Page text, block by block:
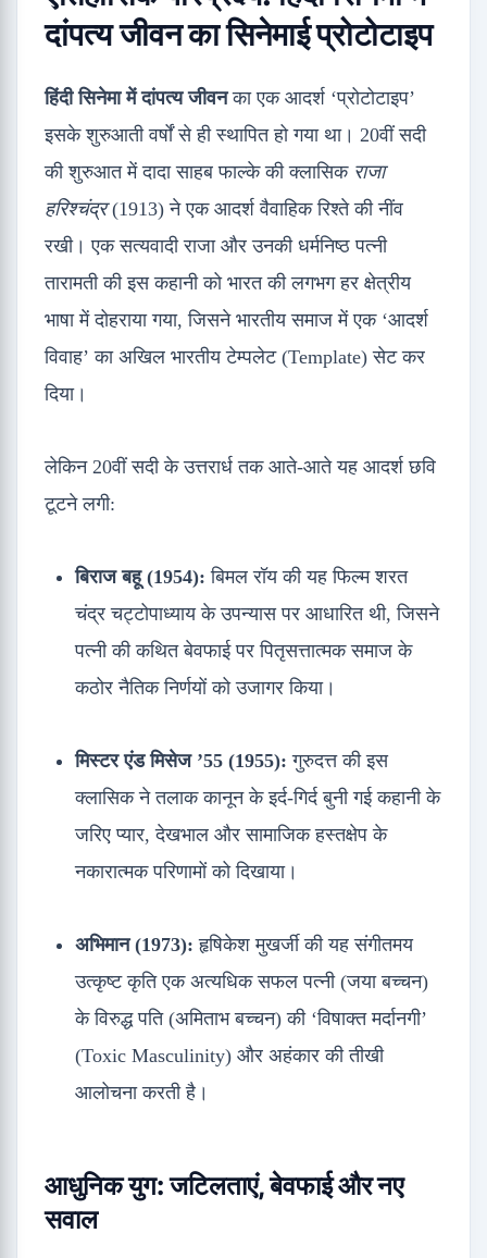
दांपत्य जीवनका सिनेमाई प्रोटोटाइप
हिंदी सिनेमा में दांपत्य जीवनका एक आदर्श ‘प्रोटोटाइप’
इसके शुरुआती वर्षों से ही स्थापित हो गया था। 20वीं सदी
की शुरुआत में दादा साहब फाल्के की क्लासिक राजा
हरिश्चंद्र(1913) ने एक आदर्श वैवाहिक रिश्ते की नींव
रखी। एक सत्यवादी राजा और उनकी धर्मनिष्ठ पत्नी
तारामती की इस कहानी को भारत की लगभग हर क्षेत्रीय
भाषा में दोहराया गया, जिसने भारतीय समाज में एक ‘आदर्श
विवाह’ का अखिल भारतीय टेम्पलेट (Template) सेट कर
दिया।
लेकिन 20वीं सदी के उत्तरार्ध तक आते-आते यह आदर्श छवि
टूटने लगी:
बिराज बहू (1954): बिमल रॉय की यह फिल्म शरत
चंद्र चट्टोपाध्याय के उपन्यास पर आधारित थी, जिसने
पत्नी की कथित बेवफाई पर पितृसत्तात्मक समाज के
कठोर नैतिक निर्णयों को उजागर किया।
मिस्टर एंड मिसेज ’55 (1955): गुरुदत्त की इस
क्लासिक ने तलाक कानून के इर्द-गिर्द बुनी गई कहानी के
जरिए प्यार, देखभाल और सामाजिक हस्तक्षेप के
नकारात्मक परिणामों को दिखाया।
अभिमान (1973): हृषिकेश मुखर्जी की यह संगीतमय
उत्कृष्ट कृति एक अत्यधिक सफल पत्नी (जया बच्चन)
के विरुद्ध पति (अमिताभ बच्चन) की ‘विषाक्त मर्दानगी’
(Toxic Masculinity) और अहंकार की तीखी
आलोचना करती है।
आधुनिक युग: जटिलताएं, बेवफाई और नए
सवाल